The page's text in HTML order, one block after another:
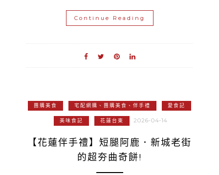
Continue Reading
團購美食 宅配網購、團購美食、伴手禮 愛食記
美味食記 花蓮台東 2026-04-14
【花蓮伴手禮】短腿阿鹿．新城老街
的超夯曲奇餅!